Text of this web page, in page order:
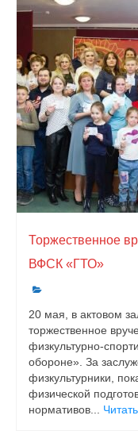
Торжественное
ВФСК «ГТО»
20 мая, в актовом
торжественное
физкультурно-
обороне». За
физкультурники,
физической
нормативов...